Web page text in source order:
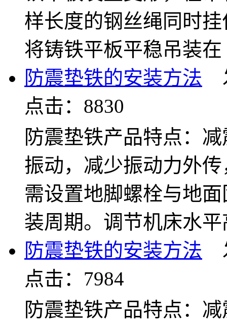
样长度的钢丝绳同时
将铸铁平板平稳吊装在
防震垫铁的安装方法
点击：8830
防震垫铁产品特点：
振动，减少振动力外
需设置地脚螺栓与地
装周期。调节机床水平
防震垫铁的安装方法
点击：7984
防震垫铁产品特点：